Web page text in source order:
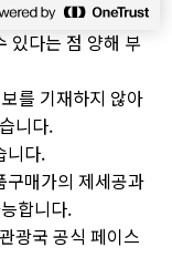
응모하신 경우, 당
있다는 점 양해 부
를 기재하지 않아
니다.
니다.
매가의 제세공과
합니다.
광국 공식 페이스